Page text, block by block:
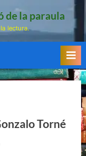
de la paraula
lectura.
Torné